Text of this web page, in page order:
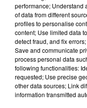
Flash infos
Crédit :Flash infos
performance; Understand
of data from different
profiles to personalise
content; Use limited data
detect fraud, and fix
Save and communicate
process personal data
following functionalities:
requested; Use precise
other data sources; Link
information transmitted